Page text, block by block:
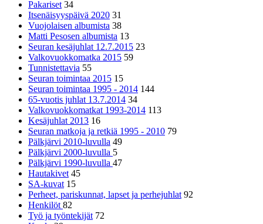
Pakariset 34
Itsenäisyyspäivä 2020 31
Vuojolaisen albumista 38
Matti Pesosen albumista 13
Seuran kesäjuhlat 12.7.2015 23
Valkovuokkomatka 2015 59
Tunnistettavia 55
Seuran toimintaa 2015 15
Seuran toimintaa 1995 - 2014 144
65-vuotis juhlat 13.7.2014 34
Valkovuokkomatkat 1993-2014 113
Kesäjuhlat 2013 16
Seuran matkoja ja retkiä 1995 - 2010 79
Pälkjärvi 2010-luvulla 49
Pälkjärvi 2000-luvulla 5
Pälkjärvi 1990-luvulla 47
Hautakivet 45
SA-kuvat 15
Perheet, pariskunnat, lapset ja perhejuhlat 92
Henkilöt82
Työ ja työntekijät 72